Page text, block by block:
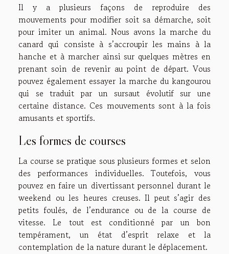
Il y a plusieurs façons de reproduire des
mouvements pour modifier soit sa démarche, soit
pour imiter un animal. Nous avons la marche du
canard qui consiste à s’accroupir les mains à la
hanche et à marcher ainsi sur quelques mètres en
prenant soin de revenir au point de départ. Vous
pouvez également essayer la marche du kangourou
qui se traduit par un sursaut évolutif sur une
certaine distance. Ces mouvements sont à la fois
amusants et sportifs.
Les formes de courses
La course se pratique sous plusieurs formes et selon
des performances individuelles. Toutefois, vous
pouvez en faire un divertissant personnel durant le
weekend ou les heures creuses. Il peut s’agir des
petits foulés, de l’endurance ou de la course de
vitesse. Le tout est conditionné par un bon
tempérament, un état d’esprit relaxe et la
contemplation de la nature durant le déplacement.